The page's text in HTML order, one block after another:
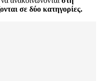
σε δύο κατηγορίες.